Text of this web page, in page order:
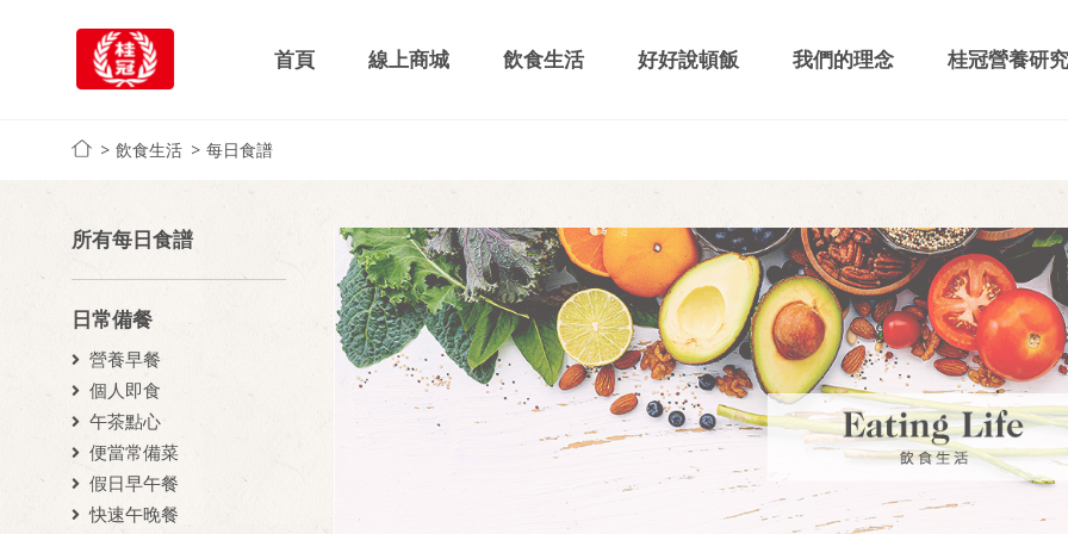
首頁 線上商城 飲食生活 好好說頓飯 我們的理念 桂冠營養研
飲食生活 每日食譜
所有每日食譜
日常備餐
營養早餐
個人即食
午茶點心
便當常備菜
假日早午餐
快速午晚餐